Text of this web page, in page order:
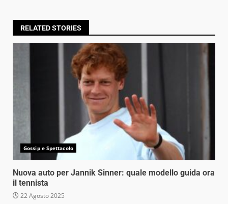
RELATED STORIES
Gossip e Spettacolo
Nuova auto per Jannik Sinner: quale modello guida ora
il tennista
22 Agosto 2025